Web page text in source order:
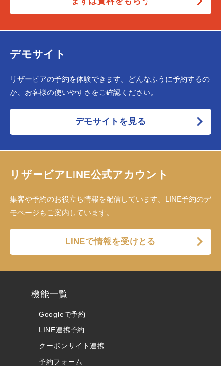
デモサイト
リザービアの予約を体験できます。どんなふうに予約するの
か、お客様の使いやすさをご確認ください。
デモサイトを見る
リザービアLINE公式アカウント
集客や予約のお役立ち情報を配信しています。LINE予約のデ
モページもご案内しています。
LINEで情報を受けとる
機能一覧
Googleで予約
LINE連携予約
クーポンサイト連携
予約フォーム